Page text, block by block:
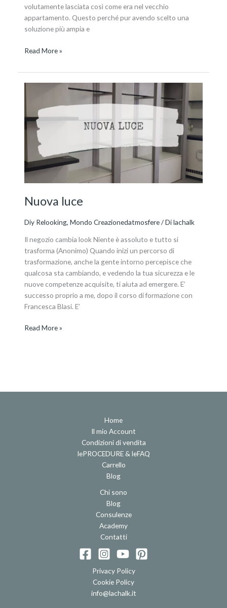
volutamente lasciata così come era nel vecchio
appartamento. Questo perché pur avendo scelto una
soluzione più ampia e
Read More »
Nuova luce
Diy Relooking,Mondo Creazionedatmosfere/ Dilachalk
Il negozio cambia look Niente è assoluto e tutto si
trasforma (Anonimo) Quando inizi un percorso di
trasformazione, anche la gente intorno percepisce che
qualcosa sta cambiando, e vedendo la tua sicurezza e le
nuove competenze acquisite, ti aiuta ad emergere. E’
successo proprio a me, dopo il corso di formazione con
Francesca Blasi. E’
Read More »
Home
Il mio Account
Condizioni di vendita
lePROCEDURE & leFAQ
Carrello
Blog
Chi sono
Blog
Consulenze
Academy
Contatti
Privacy Policy
Cookie Policy
info@lachalk.it